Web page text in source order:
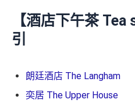
獎賞於完成簽賬條件後5
卡戶口
用PayMe/Alipay等電子錢
意手續費
滙豐 Red Card申請網址：
外里賞金#）
#每1里賞金 ≈ HK$1，可兌換
【酒店下午茶
引
朗廷酒店 The Langham
奕居 The Upper House